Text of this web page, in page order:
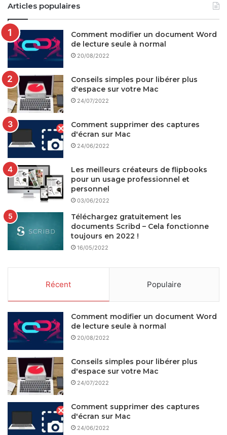
Articles populaires
Comment modifier un document Word
de lecture seule à normal
20/08/2022
Conseils simples pour libérer plus
d'espace sur votre Mac
24/07/2022
Comment supprimer des captures
d'écran sur Mac
24/06/2022
Les meilleurs créateurs de flipbooks
pour un usage professionnel et
personnel
03/06/2022
Téléchargez gratuitement les
documents Scribd – Cela fonctionne
toujours en 2022 !
16/05/2022
Récent Populaire
Comment modifier un document Word
de lecture seule à normal
20/08/2022
Conseils simples pour libérer plus
d'espace sur votre Mac
24/07/2022
Comment supprimer des captures
d'écran sur Mac
24/06/2022